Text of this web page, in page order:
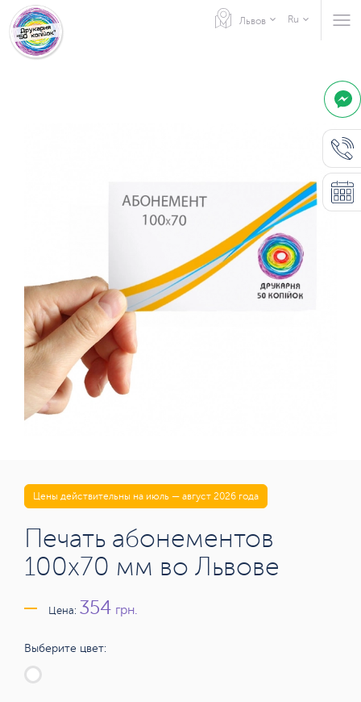
Львов Ru
Цены действительны на июль — август 2026 года
Печать абонементов
100х70 мм во Львове
Цена: 354 грн.
Выберите цвет: